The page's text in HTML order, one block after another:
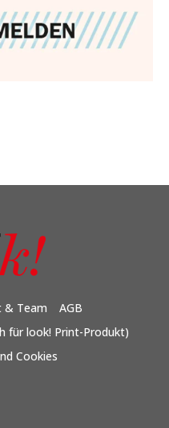
& Team
AGB
für look! Print-Produkt)
Cookies